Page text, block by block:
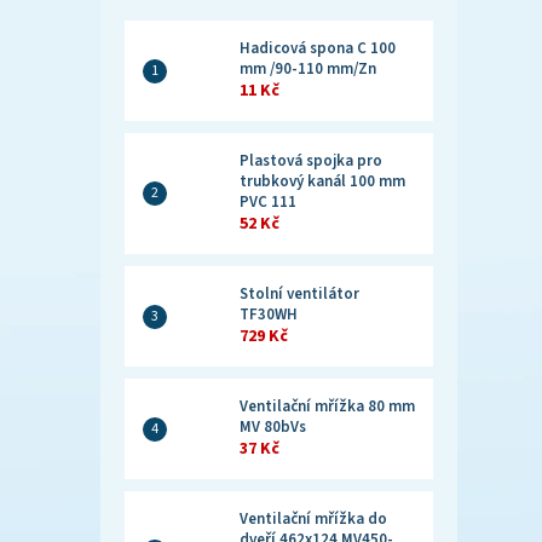
Hadicová spona C 100
mm /90-110 mm/Zn
11 Kč
Plastová spojka pro
trubkový kanál 100 mm
PVC 111
52 Kč
Stolní ventilátor
TF30WH
729 Kč
Ventilační mřížka 80 mm
MV 80bVs
37 Kč
Ventilační mřížka do